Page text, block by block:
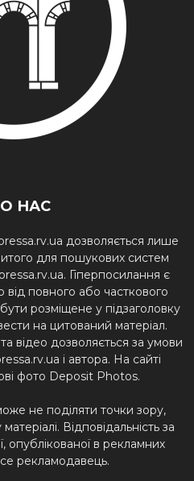
НАС
дозволяється лише
для пошукових систем
Гіперпосилання є
повного або часткового
розміщене у підзаголовку
на цитований матеріал.
відео дозволяється за умови
і автора. На сайті
фото Deposit Photos.
не поділяти точки зору,
Відповідальність за
опублікованої в рекламних
рекламодавець.